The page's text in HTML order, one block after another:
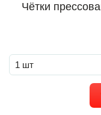
Чётки